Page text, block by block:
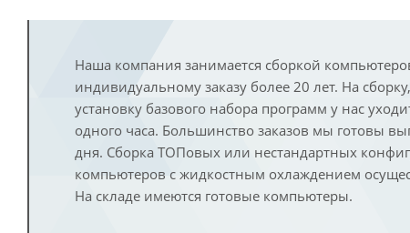
Наша компания занимается сборкой
индивидуальному заказу более 20 лет. На
установку базового набора программ у нас
одного часа. Большинство заказов мы готовы
дня. Сборка ТОПовых или нестандартных
компьютеров с жидкостным охлаждением
На складе имеются готовые компьютеры.